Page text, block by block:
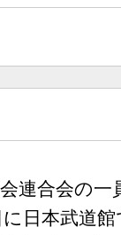
連合会の一
日本武道